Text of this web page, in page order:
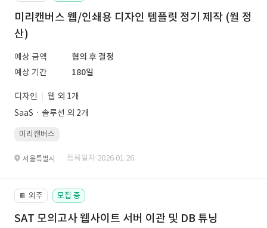
미리캔버스 웹/인쇄용 디자인 템플릿 정기 제작 (월 정
산)
예상 금액
협의 후 결정
예상 기간
180일
디자인
웹 외 1개
SaaSㆍ솔루션 외 2개
미리캔버스
서울특별시 · 등록일자 2026.01.26.
📔 외주 모집 중
SAT 모의고사 웹사이트 서버 이관 및 DB 튜닝